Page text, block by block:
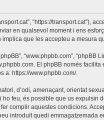
“https://
en qualsevol moment i ens
que les accepteu a mesura
“www.phpbb.com”,
. El phpBB només facilita
a: https://www.phpbb.com/.
d’odi, amenaçant, orientat
feu, és possible que us
complir aquestes condicions.
introduït quedi